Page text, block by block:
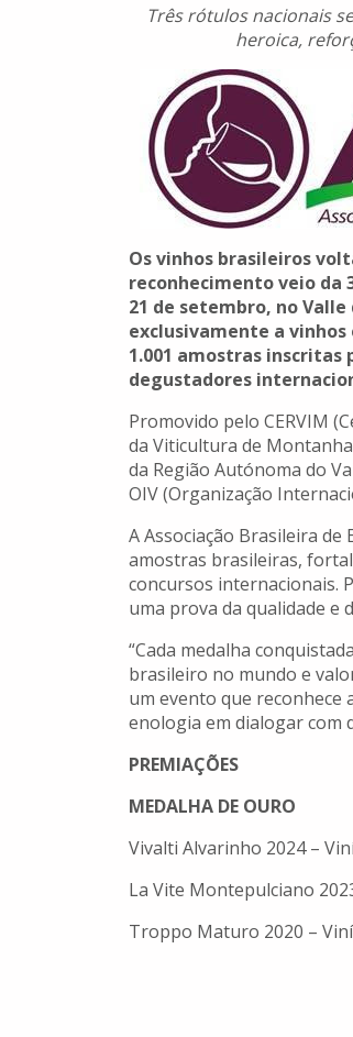
Três rótulos nacionais
heroica,
Os vinhos brasileiros
reconhecimento veio da
21 de setembro, no
exclusivamente a
1.001 amostras inscritas
degustadores
Promovido pelo CERVIM
da Viticultura de
da Região Autónoma do
OIV (Organização
A Associação Brasileira
amostras brasileiras,
concursos internacionais.
uma prova da qualidade e
“Cada medalha
brasileiro no mundo e
um evento que reconhece
enologia em dialogar com
PREMIAÇÕES
MEDALHA DE OURO
Vivalti Alvarinho 2024 –
La Vite Montepulciano
Troppo Maturo 2020 –